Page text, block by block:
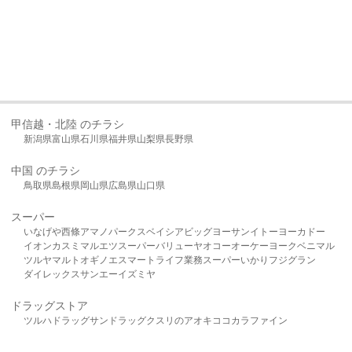
甲信越・北陸 のチラシ
新潟県富山県石川県福井県山梨県長野県
中国 のチラシ
鳥取県島根県岡山県広島県山口県
スーパー
いなげや西條アマノパークスベイシア ビッグヨーサンイトーヨーカドー
イオンカスミ マルエツスーパーバリューヤオコーオーケー ヨークベニマル
ツルヤマルト オギノ エスマート ライフ業務スーパーいかり フジグラン
ダイレックスサンエーイズミヤ
ドラッグストア
ツルハドラッグサンドラッグクスリのアオキ ココカラファイン